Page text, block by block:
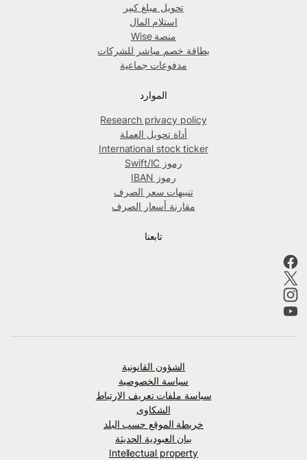
تحويل مبلغ كبير
استلام المال
منصة Wise
بطاقة خصم مباشر للشركات
مدفوعات جماعية
الموارد
Research privacy policy
أداة تحويل العملة
International stock ticker
رموز Swift/IC
رموز IBAN
تنبيهات سعر الصرف
مقارنة أسعار الصرف
تابعنا
الشؤون القانونية
سياسة الخصوصية
سياسة ملفات تعريف الارتباط
الشكاوى
خريطة الموقع حسب البلد
بيان العبودية الحديثة
Intellectual property